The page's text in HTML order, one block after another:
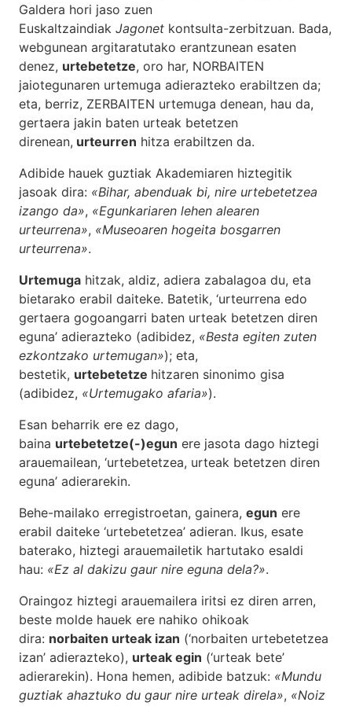
Galdera hori jaso zuen
Euskaltzaindiak Jagonet kontsulta-zerbitzuan. Bada,
webgunean argitaratutako erantzunean esaten
denez, urtebetetze, oro har, NORBAITEN
jaiotegunaren urtemuga adierazteko erabiltzen da;
eta, berriz, ZERBAITEN urtemuga denean, hau da,
gertaera jakin baten urteak betetzen
direnean, urteurren hitza erabiltzen da.
Adibide hauek guztiak Akademiaren hiztegitik
jasoak dira: «Bihar, abenduak bi, nire urtebetetzea
izango da», «Egunkariaren lehen alearen
urteurrena», «Museoaren hogeita bosgarren
urteurrena».
Urtemuga hitzak, aldiz, adiera zabalagoa du, eta
bietarako erabil daiteke. Batetik, ‘urteurrena edo
gertaera gogoangarri baten urteak betetzen diren
eguna’ adierazteko (adibidez, «Besta egiten zuten
ezkontzako urtemugan»); eta,
bestetik, urtebetetze hitzaren sinonimo gisa
(adibidez, «Urtemugako afaria»).
Esan beharrik ere ez dago,
baina urtebetetze(-)egun ere jasota dago hiztegi
arauemailean, ‘urtebetetzea, urteak betetzen diren
eguna’ adierarekin.
Behe-mailako erregistroetan, gainera, egun ere
erabil daiteke ‘urtebetetzea’ adieran. Ikus, esate
baterako, hiztegi arauemailetik hartutako esaldi
hau: «Ez al dakizu gaur nire eguna dela?».
Oraingoz hiztegi arauemailera iritsi ez diren arren,
beste molde hauek ere nahiko ohikoak
dira: norbaiten urteak izan (‘norbaiten urtebetetzea
izan’ adierazteko), urteak egin (‘urteak bete’
adierarekin). Hona hemen, adibide batzuk: «Mundu
guztiak ahaztuko du gaur nire urteak direla», «Noiz